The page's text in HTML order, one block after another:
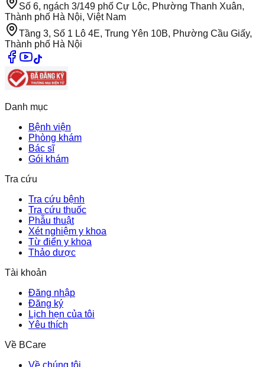
Số 6, ngách 3/149 phố Cự Lộc, Phường Thanh Xuân,
Thành phố Hà Nội, Việt Nam
Tầng 3, Số 1 Lô 4E, Trung Yên 10B, Phường Cầu Giấy,
Thành phố Hà Nội
Danh mục
Bệnh viện
Phòng khám
Bác sĩ
Gói khám
Tra cứu
Tra cứu bệnh
Tra cứu thuốc
Phẫu thuật
Xét nghiệm y khoa
Từ điển y khoa
Thảo dược
Tài khoản
Đăng nhập
Đăng ký
Lịch hẹn của tôi
Yêu thích
Về BCare
Về chúng tôi